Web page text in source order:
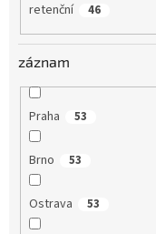
retenční 46
záznam
Praha 53
Brno 53
Ostrava 53